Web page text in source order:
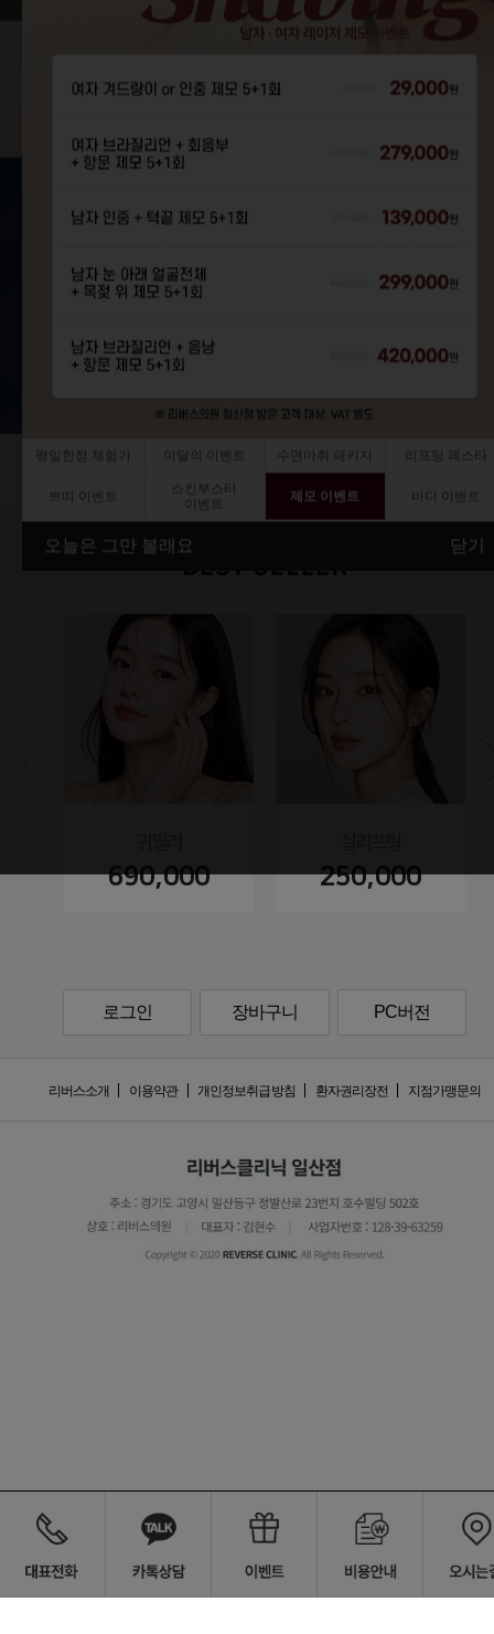
평일한정 체험가 이달의 이벤트 수면마취 패키지 리프팅 페스타
쁘띠 이벤트
스킨부스터
이벤트
제모 이벤트 바디 이벤트
오늘은 그만 볼래요 닫기
690,000 250,000
로그인 장바구니 PC버전
리버스소개 이용약관 개인정보취급방침 환자권리장전 지점가맹문의